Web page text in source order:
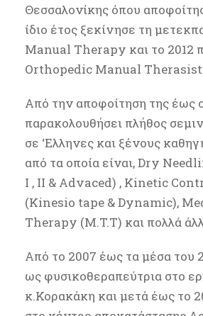
Θεσσαλονίκης όπου
ίδιο έτος ξεκίνησε τη
Manual Therapy και το 2012
Orthopedic Manual Therasist
Από την αποφοίτηση της έως
παρακολουθήσει πλήθος
σε ‘Ελληνες και ξένους
από τα οποία είναι, Dry
I , II & Advaced) , Kinetic
(Kinesio tape & Dynamic),
Therapy (M.T.T) και πολλά
Από το 2007 έως τα μέσα του
ως φυσικοθεραπεύτρια στο
κ.Κορακάκη και μετά έως το